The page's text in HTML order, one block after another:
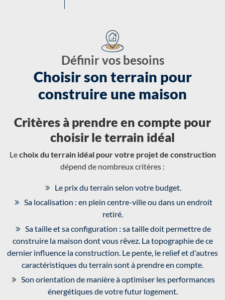
Définir vos besoins
Choisir son terrain pour
construire une maison
Critères à prendre en compte pour
choisir le terrain idéal
Lechoix du terrain idéal pour votre projet de construction
dépend de nombreux critères :
Le prix du terrain selon votre budget.
Sa localisation : en plein centre-ville ou dans un endroit
retiré.
Sa taille et sa configuration : sa taille doit permettre de
construire la maison dont vous rêvez. La topographie de ce
dernier influence la construction. Le pente, le relief et d'autres
caractéristiques du terrain sont à prendre en compte.
Son orientation de manière à optimiser les performances
énergétiques de votre futur logement.